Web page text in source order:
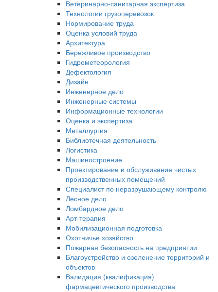
Ветеринарно-санитарная экспертиза
Технологии грузоперевозок
Нормирование труда
Оценка условий труда
Архитектура
Бережливое производство
Гидрометеорология
Дефектология
Дизайн
Инженерное дело
Инженерные системы
Информационные технологии
Оценка и экспертиза
Металлургия
Библиотечная деятельность
Логистика
Машиностроение
Проектирование и обслуживание чистых
производственных помещений
Специалист по неразрушающему контролю
Лесное дело
Ломбардное дело
Арт-терапия
Мобилизационная подготовка
Охотничье хозяйство
Пожарная безопасность на предприятии
Благоустройство и озеленение территорий и
объектов
Валидация (квалификация)
фармацевтического производства